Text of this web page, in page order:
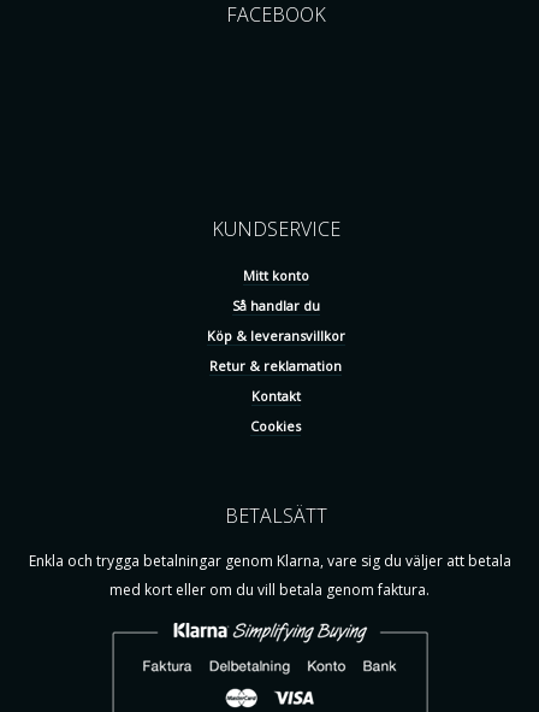
FACEBOOK
KUNDSERVICE
Mitt konto
Så handlar du
Köp & leveransvillkor
Retur & reklamation
Kontakt
Cookies
BETALSÄTT
Enkla och trygga betalningar genom Klarna, vare sig du väljer att betala
med kort eller om du vill betala genom faktura.